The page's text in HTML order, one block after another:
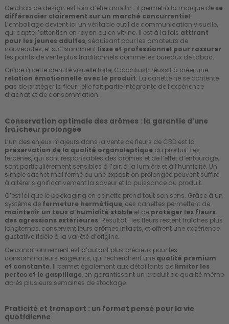
Ce choix de design est loin d’être anodin : il permet à la marque de se
différencier clairement sur un marché concurrentiel.
L’emballage devient ici un véritable outil de communication visuelle,
qui capte l’attention en rayon ou en vitrine. Il est à la fois attirant
pour les jeunes adultes, séduisant pour les amateurs de
nouveautés, et suffisamment lisse et professionnel pour rassurer
les points de vente plus traditionnels comme les bureaux de tabac.
Grâce à cette identité visuelle forte, Cocorikush réussit à créer une
relation émotionnelle avec le produit. La canette ne se contente
pas de protéger la fleur : elle fait partie intégrante de l’expérience
d’achat et de consommation.
Conservation optimale des arômes : la garantie d’une
fraîcheur prolongée
L’un des enjeux majeurs dans la vente de fleurs de CBD est la
préservation de la qualité organoleptique du produit. Les
terpènes, qui sont responsables des arômes et de l’effet d’entourage,
sont particulièrement sensibles à l’air, à la lumière et à l’humidité. Un
simple sachet mal fermé ou une exposition prolongée peuvent suffire
à altérer significativement la saveur et la puissance du produit.
C’est ici que le packaging en canette prend tout son sens. Grâce à un
système de fermeture hermétique, ces canettes permettent de
maintenir un taux d’humidité stable et de protéger les fleurs
des agressions extérieures. Résultat : les fleurs restent fraîches plus
longtemps, conservent leurs arômes intacts, et offrent une expérience
gustative fidèle à la variété d’origine.
Ce conditionnement est d’autant plus précieux pour les
consommateurs exigeants, qui recherchent une qualité premium
et constante. Il permet également aux détaillants de limiter les
pertes et le gaspillage, en garantissant un produit de qualité même
après plusieurs semaines de stockage.
Praticité et transport : un format pensé pour la vie
quotidienne